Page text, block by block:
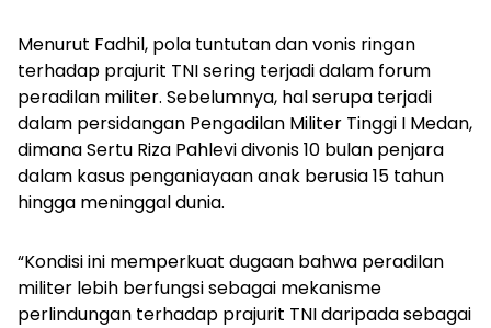
Menurut Fadhil, pola tuntutan dan vonis ringan
terhadap prajurit TNI sering terjadi dalam forum
peradilan militer. Sebelumnya, hal serupa terjadi
dalam persidangan Pengadilan Militer Tinggi I Medan,
dimana Sertu Riza Pahlevi divonis 10 bulan penjara
dalam kasus penganiayaan anak berusia 15 tahun
hingga meninggal dunia.
“Kondisi ini memperkuat dugaan bahwa peradilan
militer lebih berfungsi sebagai mekanisme
perlindungan terhadap prajurit TNI daripada sebagai